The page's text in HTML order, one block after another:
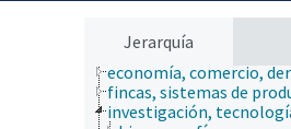
Jerarquía
ámbitos de estudio
animales, ganado, Una
desarrollo rural,
economía, comercio,
fincas, sistemas de
investigación,